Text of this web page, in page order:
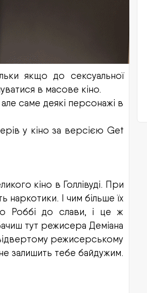
якщо до сексуальної
в масове кіно.
саме деякі персонажі в
у кіно за версією Get
кіно в Голлівуді. При
І чим більше їх
Роббі до слави, і це ж
тут режисера Деміана
режисерському
залишить тебе байдужим.